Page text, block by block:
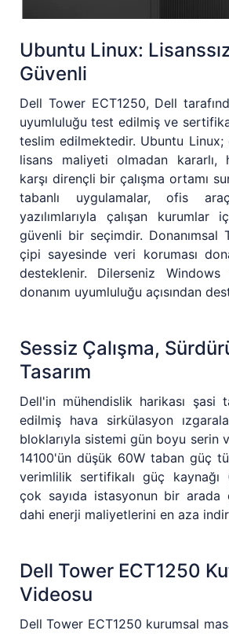
Ubuntu Linux:
Güvenli
Dell Tower ECT1250, Dell
uyumluluğu test edilmiş ve
teslim edilmektedir. Ubuntu
lisans maliyeti olmadan kararlı,
karşı dirençli bir çalışma ortamı
tabanlı uygulamalar, ofis
yazılımlarıyla çalışan
güvenli bir seçimdir. Donanımsal
çipi sayesinde veri koruması
desteklenir. Dilerseniz
donanım uyumluluğu açısından
Sessiz Çalışma,
Tasarım
Dell'in mühendislik harikası şasi
edilmiş hava sirkülasyon
bloklarıyla sistemi gün boyu serin
14100'ün düşük 60W taban güç
verimlilik sertifikalı güç kaynağı
çok sayıda istasyonun bir arada
dahi enerji maliyetlerini en aza
Dell Tower ECT1250
Videosu
Dell Tower ECT1250 kurumsal